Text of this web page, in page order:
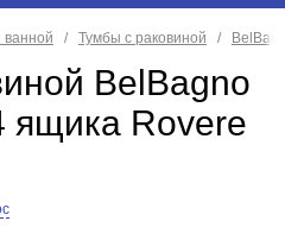
Тумбы с раковиной
BelBagno
ящика Rovere